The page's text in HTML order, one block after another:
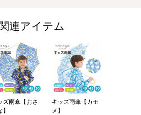
。、キッズ用傘の安全を考えてできていま
があったので選ぶことができました。
て届いたら、とても喜び部屋の中で傘をさ
入者
06月11日
関連アイテム
ズ雨傘【おさ
キッズ雨傘【カモ
メ】